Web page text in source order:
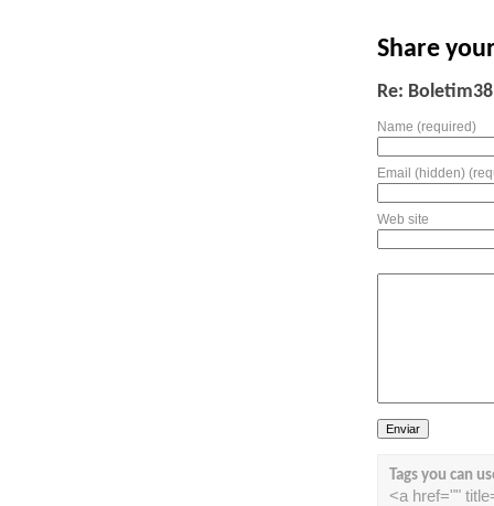
Share
Re: Boletim38
Name (required)
Email (hidden)
Web site
Tags you can
<a href=""